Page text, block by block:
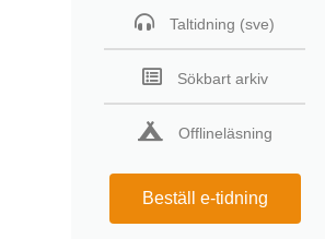
Taltidning (sve)
Sökbart arkiv
Offlineläsning
Beställ e-tidning